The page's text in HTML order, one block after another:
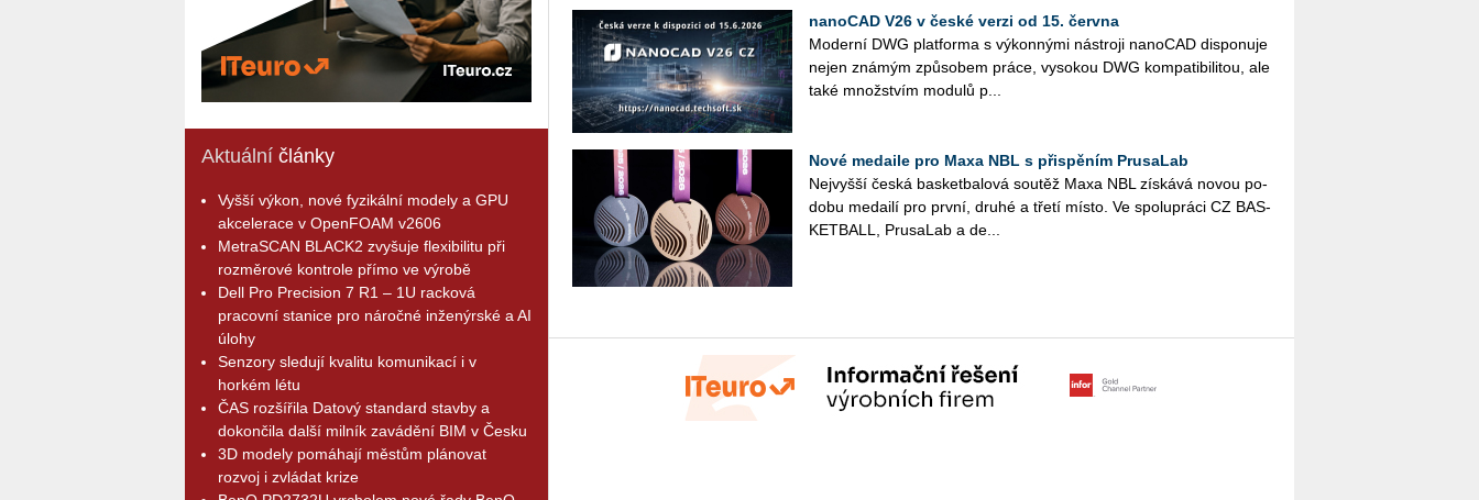
Aktuální články
Vyšší výkon, nové fyzikální modely a GPU
akcelerace v OpenFOAM v2606
MetraSCAN BLACK2 zvyšuje flexibilitu při
rozměrové kontrole přímo ve výrobě
Dell Pro Precision 7 R1 – 1U racková
pracovní stanice pro náročné inženýrské a AI
úlohy
Senzory sledují kvalitu komunikací i v
horkém létu
ČAS rozšířila Datový standard stavby a
dokončila další milník zavádění BIM v Česku
3D modely pomáhají městům plánovat
rozvoj i zvládat krize
nanoCAD V26 v české verzi od 15. června
Mo­der­ní DWG plat­for­ma s vý­kon­ný­mi ná­stro­ji na­no­CAD dis­po­nu­je
nejen zná­mým způ­so­bem práce, vy­so­kou DWG kom­pa­ti­bi­li­tou, ale
také množ­stvím mo­du­lů p...
Nové medaile pro Maxa NBL s přispěním PrusaLab
Nej­vyš­ší česká bas­ket­ba­lo­vá sou­těž Maxa NBL zís­ká­vá novou po­
do­bu me­dai­lí pro první, druhé a třetí místo. Ve spo­lu­prá­ci CZ BAS­
KET­BALL, Prusa­Lab a de­...